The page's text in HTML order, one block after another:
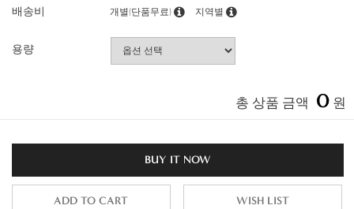
배송비 개별(단품무료) 지역별
용량
총 상품 금액 0 원
BUY IT NOW
ADD TO CART WISH LIST